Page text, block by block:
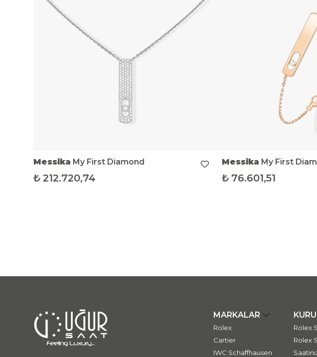
Messika My First Diamond
₺ 212.720,74
Messika My First
₺ 76.601,51
MARKALAR
Rolex
Cartier
IWC Schaffhausen
Rolex
Rolex